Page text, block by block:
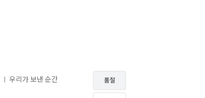
우리가 보낸 순간 품절